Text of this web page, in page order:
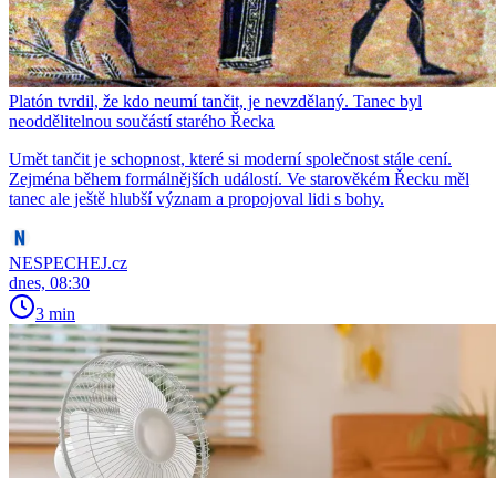
Platón tvrdil, že kdo neumí tančit, je nevzdělaný. Tanec byl
neoddělitelnou součástí starého Řecka
Umět tančit je schopnost, které si moderní společnost stále cení.
Zejména během formálnějších událostí. Ve starověkém Řecku měl
tanec ale ještě hlubší význam a propojoval lidi s bohy.
NESPECHEJ.cz
dnes, 08:30
3 min